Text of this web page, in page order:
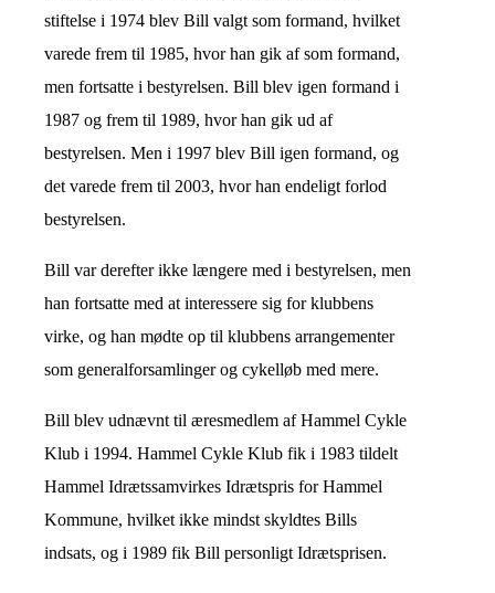
stiftelse i 1974 blev Bill valgt som formand, hvilket
varede frem til 1985, hvor han gik af som formand,
men fortsatte i bestyrelsen. Bill blev igen formand i
1987 og frem til 1989, hvor han gik ud af
bestyrelsen. Men i 1997 blev Bill igen formand, og
det varede frem til 2003, hvor han endeligt forlod
bestyrelsen.
Bill var derefter ikke længere med i bestyrelsen, men
han fortsatte med at interessere sig for klubbens
virke, og han mødte op til klubbens arrangementer
som generalforsamlinger og cykelløb med mere.
Bill blev udnævnt til æresmedlem af Hammel Cykle
Klub i 1994. Hammel Cykle Klub fik i 1983 tildelt
Hammel Idrætssamvirkes Idrætspris for Hammel
Kommune, hvilket ikke mindst skyldtes Bills
indsats, og i 1989 fik Bill personligt Idrætsprisen.